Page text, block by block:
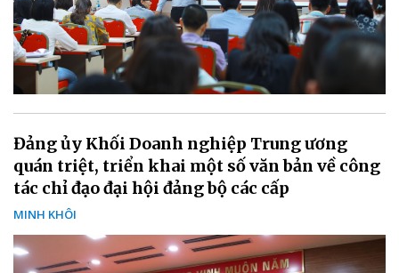
Đảng ủy Khối Doanh nghiệp Trung ương
quán triệt, triển khai một số văn bản về công
tác chỉ đạo đại hội đảng bộ các cấp
MINH KHÔI